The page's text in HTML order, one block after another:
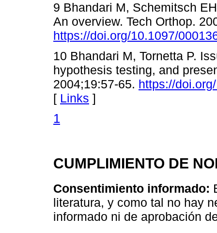
9 Bhandari M, Schemitsch
An overview. Tech Orthop.
https://doi.org/10.1097/
10 Bhandari M, Tornetta P.
hypothesis testing, and
2004;19:57-65. https://
[ Links ]
1
CUMPLIMIENTO DE
Consentimiento informado:
literatura, y como tal no hay
informado ni de aprobación